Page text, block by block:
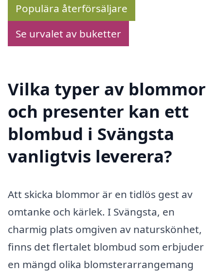
Populära återförsäljare
Se urvalet av buketter
Vilka typer av blommor
och presenter kan ett
blombud i Svängsta
vanligtvis leverera?
Att skicka blommor är en tidlös gest av
omtanke och kärlek. I Svängsta, en
charmig plats omgiven av naturskönhet,
finns det flertalet blombud som erbjuder
en mängd olika blomsterarrangemang